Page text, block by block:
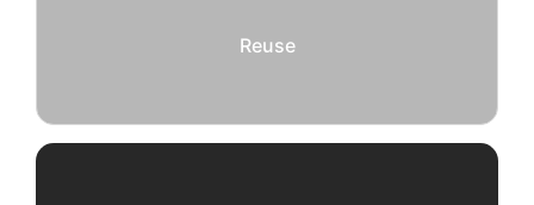
Reuse